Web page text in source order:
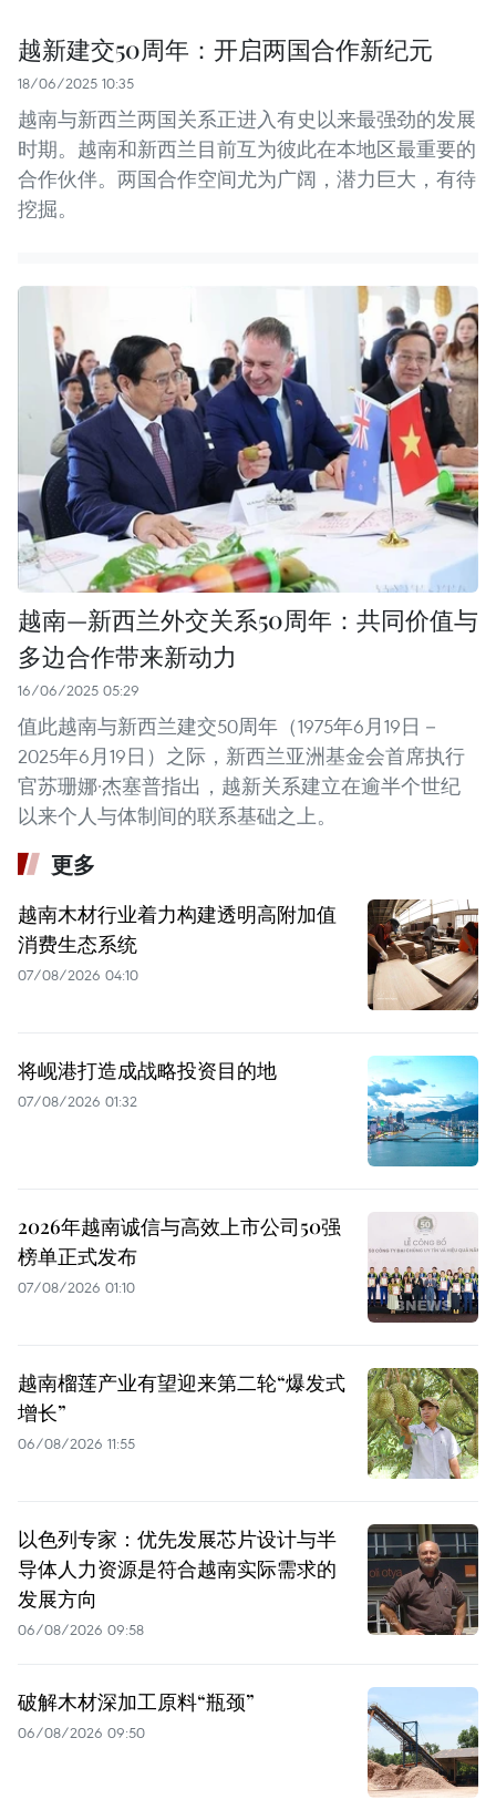
越新建交50周年：开启两国合作新纪元
18/06/2025 10:35
越南与新西兰两国关系正进入有史以来最强劲的发展
时期。越南和新西兰目前互为彼此在本地区最重要的
合作伙伴。两国合作空间尤为广阔，潜力巨大，有待
挖掘。
越南—新西兰外交关系50周年：共同价值与
多边合作带来新动力
16/06/2025 05:29
值此越南与新西兰建交50周年（1975年6月19日－
2025年6月19日）之际，新西兰亚洲基金会首席执行
官苏珊娜·杰塞普指出，越新关系建立在逾半个世纪
以来个人与体制间的联系基础之上。
更多
越南木材行业着力构建透明高附加值
消费生态系统
07/08/2026 04:10
将岘港打造成战略投资目的地
07/08/2026 01:32
2026年越南诚信与高效上市公司50强
榜单正式发布
07/08/2026 01:10
越南榴莲产业有望迎来第二轮“爆发式
增长”
06/08/2026 11:55
以色列专家：优先发展芯片设计与半
导体人力资源是符合越南实际需求的
发展方向
06/08/2026 09:58
破解木材深加工原料“瓶颈”
06/08/2026 09:50